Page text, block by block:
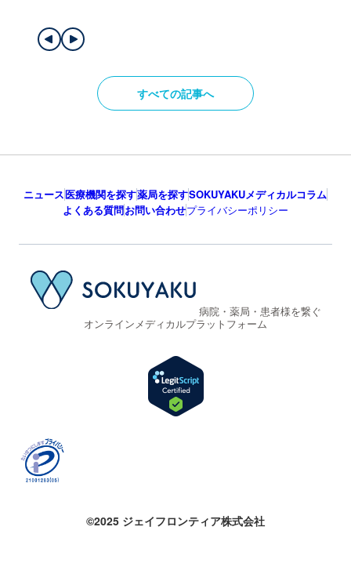
すべての記事へ
ニュース医療機関を探す薬局を探すSOKUYAKUメディカルコラム
よくある質問お問い合わせプライバシーポリシー
病院・薬局・患者様を繋ぐ
オンラインメディカルプラットフォーム
©2025 ジェイフロンティア株式会社